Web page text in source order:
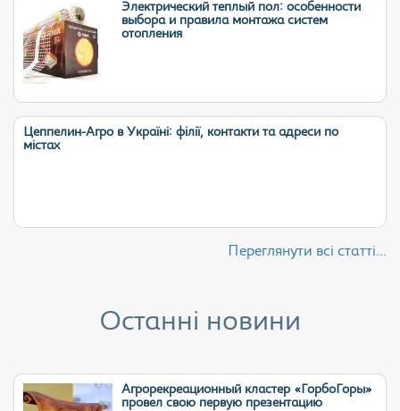
Электрический теплый пол: особенности
выбора и правила монтажа систем
отопления
Цеппелин-Агро в Україні: філії, контакти та адреси по
містах
Переглянути всі статті...
Останні новини
Агрорекреационный кластер «ГорбоГоры»
провел свою первую презентацию